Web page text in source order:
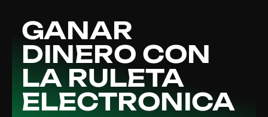
GANAR
DINERO CON
LA RULETA
ELECTRONICA